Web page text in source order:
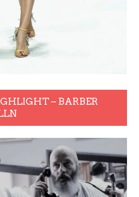
– BARBER